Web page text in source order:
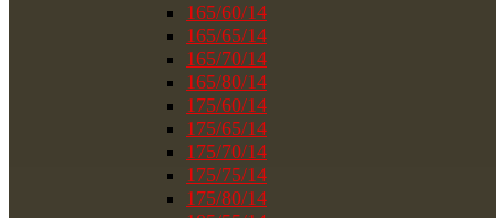
165/60/14
165/65/14
165/70/14
165/80/14
175/60/14
175/65/14
175/70/14
175/75/14
175/80/14